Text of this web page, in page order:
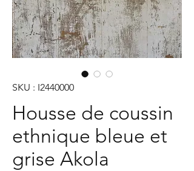
SKU : I2440000
Housse de coussin
ethnique bleue et
grise Akola